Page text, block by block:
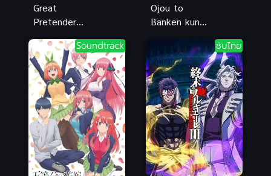
Great
Pretender
คนลวงโลก
Ojou to
Banken kun
พิทักษ์หวาน
ใจ
Soundtrack ซับไทย